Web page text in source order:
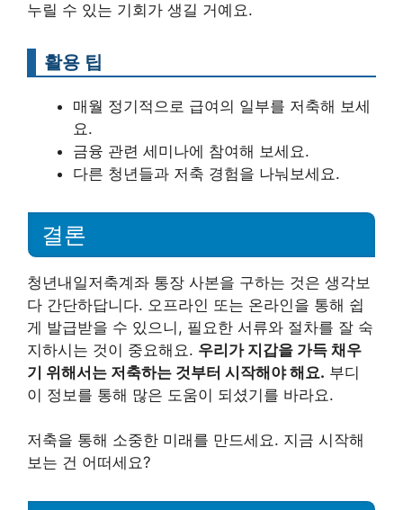
누릴 수 있는 기회가 생길 거예요.
활용 팁
매월 정기적으로 급여의 일부를 저축해 보세
요.
금융 관련 세미나에 참여해 보세요.
다른 청년들과 저축 경험을 나눠보세요.
결론
청년내일저축계좌 통장 사본을 구하는 것은 생각보
다 간단하답니다. 오프라인 또는 온라인을 통해 쉽
게 발급받을 수 있으니, 필요한 서류와 절차를 잘 숙
지하시는 것이 중요해요. 우리가 지갑을 가득 채우
기 위해서는 저축하는 것부터 시작해야 해요. 부디
이 정보를 통해 많은 도움이 되셨기를 바라요.
저축을 통해 소중한 미래를 만드세요. 지금 시작해
보는 건 어떠세요?